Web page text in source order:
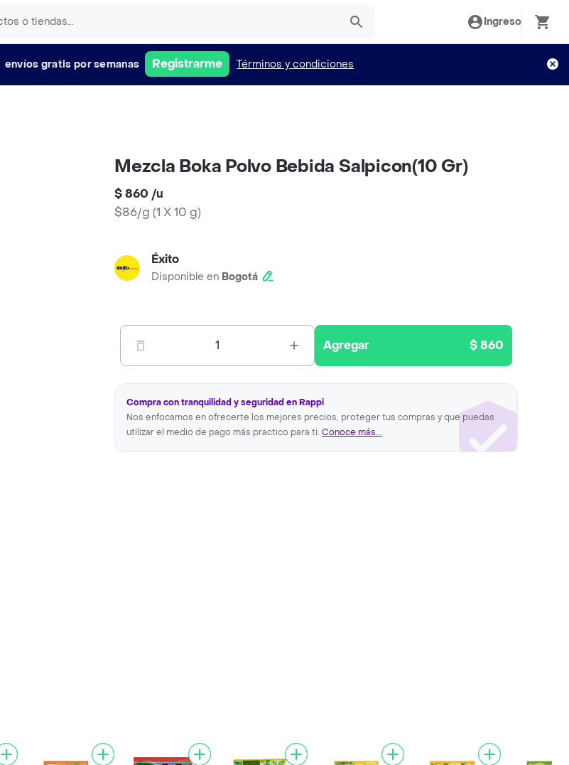
Ingreso
envíos gratis por semanas Registrarme Términos y condiciones
Mezcla Boka Polvo Bebida Salpicon(10 Gr)
$ 860 /u
$86/g (1 X 10 g)
Éxito
Disponible en Bogotá
1 Agregar $ 860
Compra con tranquilidad y seguridad en Rappi
Nos enfocamos en ofrecerte los mejores precios, proteger tus compras y que puedas
utilizar el medio de pago más practico para ti. Conoce más...